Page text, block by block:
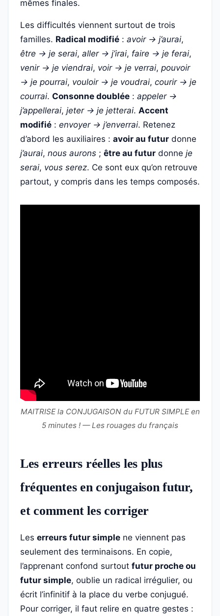
mêmes finales.
Les difficultés viennent surtout de trois
familles. Radical modifié : avoir → j’aurai,
être → je serai, aller → j’irai, faire → je ferai,
venir → je viendrai, voir → je verrai, pouvoir
→ je pourrai, vouloir → je voudrai, courir → je
courrai. Consonne doublée : appeler →
j’appellerai, jeter → je jetterai. Accent
modifié : envoyer → j’enverrai. Retenez
d’abord les auxiliaires : avoir au futur donne
j’aurai, nous aurons ; être au futur donne je
serai, vous serez. Ce sont eux qu’on retrouve
partout, y compris dans les temps composés.
MAITRISE la CONJUGAISON du FUTUR SIMPLE en
5 minutes ! — Les rouages du français
Les erreurs réelles les plus
fréquentes en conjugaison futur,
et comment les corriger
Les erreurs futur simple ne viennent pas
seulement des terminaisons. En copie,
l’apprenant confond surtout futur proche ou
futur simple, oublie un radical irrégulier, ou
écrit l’infinitif à la place du verbe conjugué.
Pour corriger, il faut relire en quatre gestes :